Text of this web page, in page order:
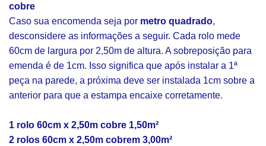
cobre
Caso sua encomenda seja por metro quadrado,
desconsidere as informações a seguir. Cada rolo mede
60cm de largura por 2,50m de altura. A sobreposição para
emenda é de 1cm. Isso significa que após instalar a 1ª
peça na parede, a próxima deve ser instalada 1cm sobre a
anterior para que a estampa encaixe corretamente.
1 rolo 60cm x 2,50m cobre 1,50m²
2 rolos 60cm x 2,50m cobrem 3,00m²